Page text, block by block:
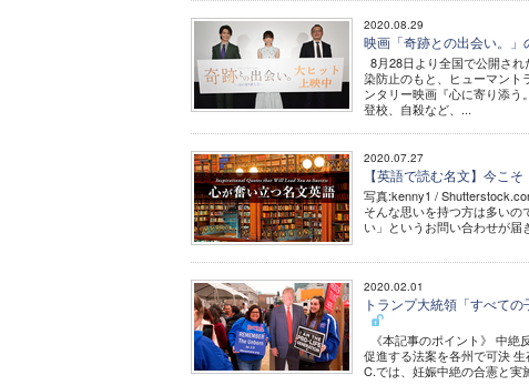
2020.08.29
映画「奇跡との出会い。
8月28日より全国で公開さ
染防止のもと、ヒューマン
ンタリー映画『心に寄り添
登校、自殺など、...
2020.07.27
【英語で読む名文】今こ
写真:kenny1 /
そんな思いを持つ方は多い
い」というお問い合わせが
2020.02.01
トランプ大統領「すべて
《本記事のポイント》 中絶
促進する法案を各州で可決
C.では、妊娠中絶の合憲と実